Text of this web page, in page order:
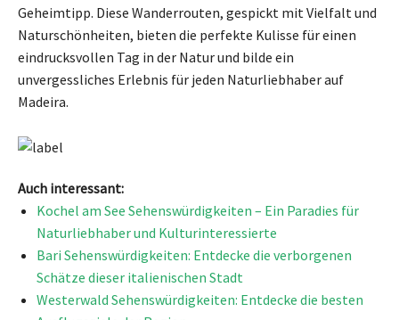
Geheimtipp. Diese Wanderrouten, gespickt mit Vielfalt und
Naturschönheiten, bieten die perfekte Kulisse für einen
eindrucksvollen Tag in der Natur und bilde ein
unvergessliches Erlebnis für jeden Naturliebhaber auf
Madeira.
Auch interessant:
Kochel am See Sehenswürdigkeiten – Ein Paradies für
Naturliebhaber und Kulturinteressierte
Bari Sehenswürdigkeiten: Entdecke die verborgenen
Schätze dieser italienischen Stadt
Westerwald Sehenswürdigkeiten: Entdecke die besten